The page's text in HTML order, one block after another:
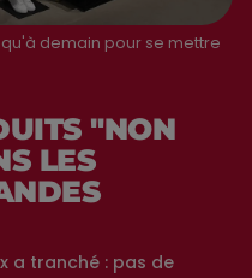
demain pour se mettre
"NON
LES
a tranché : pas de